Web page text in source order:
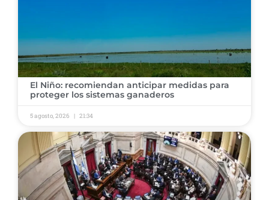
El Niño: recomiendan anticipar medidas para
proteger los sistemas ganaderos
5 agosto, 2026 21:34